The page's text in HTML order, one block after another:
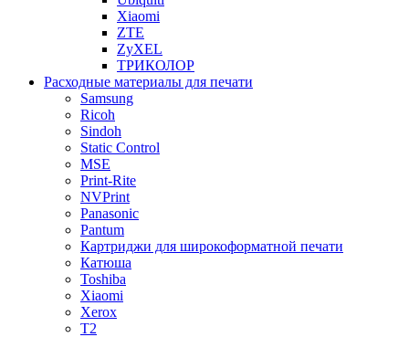
Xiaomi
ZTE
ZyXEL
ТРИКОЛОР
Расходные материалы для печати
Samsung
Ricoh
Sindoh
Static Control
MSE
Print-Rite
NVPrint
Panasonic
Pantum
Картриджи для широкоформатной печати
Катюша
Toshiba
Xiaomi
Xerox
T2